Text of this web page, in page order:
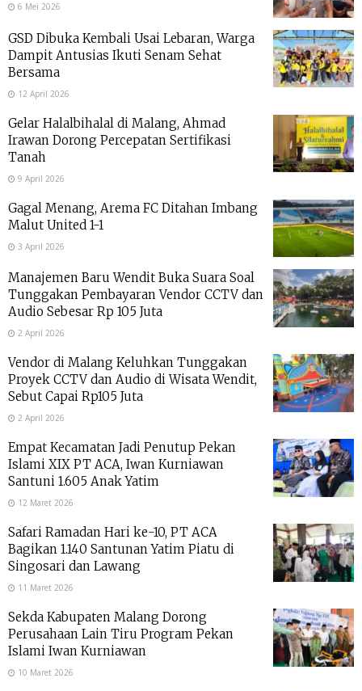
6 Mei 2026
GSD Dibuka Kembali Usai Lebaran, Warga
Dampit Antusias Ikuti Senam Sehat
Bersama
12 April 2026
Gelar Halalbihalal di Malang, Ahmad
Irawan Dorong Percepatan Sertifikasi
Tanah
9 April 2026
Gagal Menang, Arema FC Ditahan Imbang
Malut United 1-1
3 April 2026
Manajemen Baru Wendit Buka Suara Soal
Tunggakan Pembayaran Vendor CCTV dan
Audio Sebesar Rp 105 Juta
2 April 2026
Vendor di Malang Keluhkan Tunggakan
Proyek CCTV dan Audio di Wisata Wendit,
Sebut Capai Rp105 Juta
2 April 2026
Empat Kecamatan Jadi Penutup Pekan
Islami XIX PT ACA, Iwan Kurniawan
Santuni 1.605 Anak Yatim
12 Maret 2026
Safari Ramadan Hari ke-10, PT ACA
Bagikan 1.140 Santunan Yatim Piatu di
Singosari dan Lawang
11 Maret 2026
Sekda Kabupaten Malang Dorong
Perusahaan Lain Tiru Program Pekan
Islami Iwan Kurniawan
10 Maret 2026